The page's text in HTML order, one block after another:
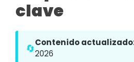
clave
🔄Contenido
2026